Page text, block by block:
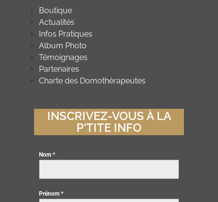
Boutique
Actualités
Infos Pratiques
Album Photo
Témoignages
Partenaires
Charte des Domothérapeutes
INSCRIVEZ-VOUS À LA
P'TITE INFO
Nom *
Prénom *